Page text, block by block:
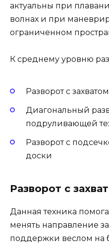
актуальны при
волнах и при
ограниченном
К среднему уровню
Разворот с
Диагональный
подруливающей
Разворот с
доски
Разворот с
Данная техника
менять направление
поддержки веслом на